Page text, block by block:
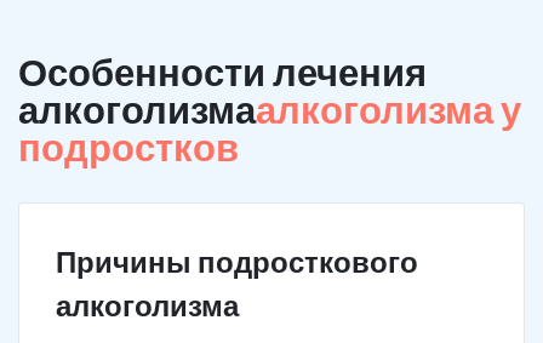
Особенности лечения
алкоголизмаалкоголизма у
подростков
Причины подросткового
алкоголизма